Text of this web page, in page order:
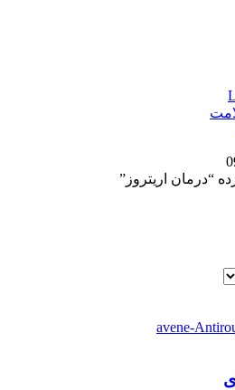
“درمان اریتروز”